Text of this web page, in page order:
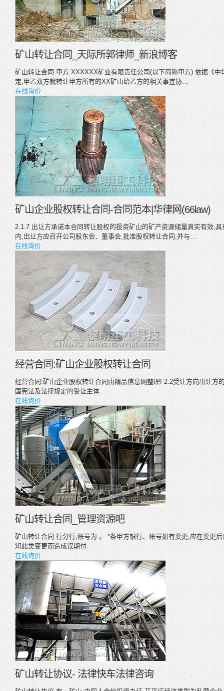
矿山转让合同_天际所郭律师_新浪博客
矿山转让合同 甲方:XXXXXX矿业有限责任公司(以下简称甲方) 依据《
定,甲乙双方就转让甲方所有的XX矿山给乙方的相关事宜协…
在线询价
矿山企业股权转让合同-合同范本|华律网(66law)
2.1.7 出让方承诺本合同转让股权的投资矿山的矿产资源储量真实有效,
内,出让方应召开公司股东会、董事会,批准股权转让合同,并与…
在线询价
经营合同:矿山企业股权转让合同
经营合同:矿山企业股权转让合同由精品信息网整理! 2.2受让方向出让方
国宪法及法律规定的受让主体…
在线询价
矿山转让合同_管理资源吧
矿山转让合同 行分行,帐号为 。 *条甲方银行、帐号如有变更,应在变更
知此类变更而造成误期付…
在线询价
矿山转让协议- 法律快车法律咨询